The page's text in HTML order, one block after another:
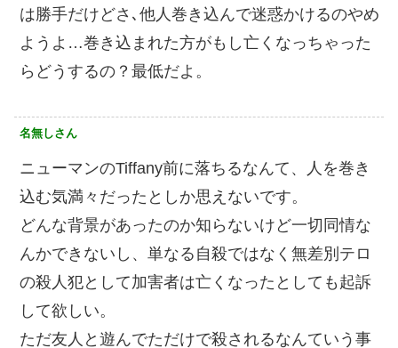
は勝手だけどさ､他人巻き込んで迷惑かけるのやめ
ようよ…巻き込まれた方がもし亡くなっちゃった
らどうするの？最低だよ。
名無しさん
ニューマンのTiffany前に落ちるなんて、人を巻き
込む気満々だったとしか思えないです。
どんな背景があったのか知らないけど一切同情な
んかできないし、単なる自殺ではなく無差別テロ
の殺人犯として加害者は亡くなったとしても起訴
して欲しい。
ただ友人と遊んでただけで殺されるなんていう事